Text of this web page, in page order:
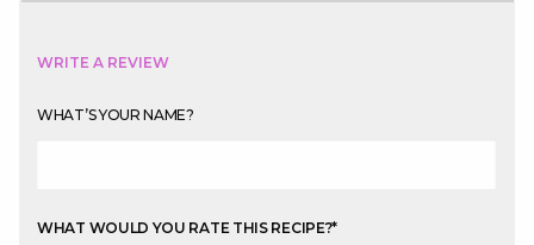
WRITE A REVIEW
WHAT’S YOUR NAME?
WHAT WOULD YOU RATE THIS RECIPE?*